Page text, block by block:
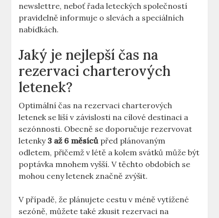
newslettre, neboť řada leteckých společností
pravidelně informuje o slevách a speciálních
nabídkách.
Jaký je nejlepší čas na
rezervaci charterových
letenek?
Optimální čas na rezervaci charterových
letenek se liší v závislosti na cílové destinaci a
sezónnosti. Obecně se doporučuje rezervovat
letenky 3 až 6 měsíců před plánovaným
odletem, přičemž v létě a kolem svátků může být
poptávka mnohem vyšší. V těchto obdobích se
mohou ceny letenek značně zvýšit.
V případě, že plánujete cestu v méně vytížené
sezóně, můžete také zkusit rezervaci na